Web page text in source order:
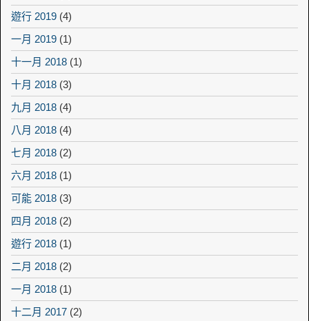
遊行 2019 (4)
一月 2019 (1)
十一月 2018 (1)
十月 2018 (3)
九月 2018 (4)
八月 2018 (4)
七月 2018 (2)
六月 2018 (1)
可能 2018 (3)
四月 2018 (2)
遊行 2018 (1)
二月 2018 (2)
一月 2018 (1)
十二月 2017 (2)